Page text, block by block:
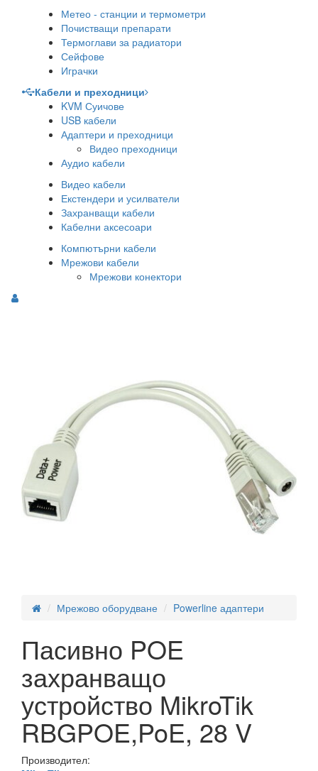
Метео - станции и термометри
Почистващи препарати
Термоглави за радиатори
Сейфове
Играчки
Кабели и преходници
KVM Суичове
USB кабели
Адаптери и преходници
Видео преходници
Аудио кабели
Видео кабели
Екстендери и усилватели
Захранващи кабели
Кабелни аксесоари
Компютърни кабели
Мрежови кабели
Мрежови конектори
Мрежово оборудване Powerline адаптери
Пасивно POE
захранващо
устройство MikroTik
RBGPOE,PoE, 28 V
Производител: